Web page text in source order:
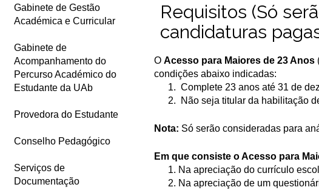
Gabinete de Gestão
Académica e Curricular
Gabinete de
Acompanhamento do
Percurso Académico do
Estudante da UAb
Provedora do Estudante
Conselho Pedagógico
Serviços de
Documentação
Requisitos (Só
candidaturas
O Acesso para Maiores de 23 Anos
condições abaixo indicadas:
Complete 23 anos até 31 de
Não seja titular da habilitação
Nota: Só serão consideradas para
Em que consiste o Acesso para
Na apreciação do currículo
Na apreciação de um